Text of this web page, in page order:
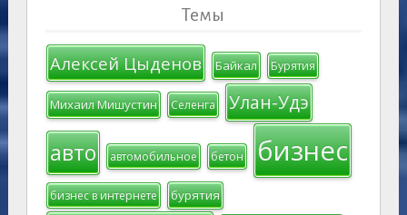
Темы
Алексей Цыденов Байкал Бурятия
Михаил Мишустин Селенга Улан-Удэ
авто автомобильное бетон бизнес
бизнес в интернете бурятия